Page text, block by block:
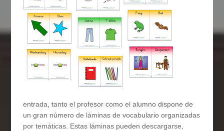
entrada, tanto el profesor como el alumno dispone de
un gran número de láminas de vocabulario organizadas
por temáticas. Estas láminas pueden descargarse,